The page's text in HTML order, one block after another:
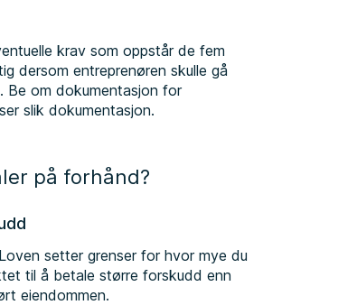
krav som oppstår de fem
dersom entreprenøren skulle gå
Be om dokumentasjon for
slik dokumentasjon.
på forhånd?
setter grenser for hvor mye du
til å betale større forskudd enn
eiendommen.